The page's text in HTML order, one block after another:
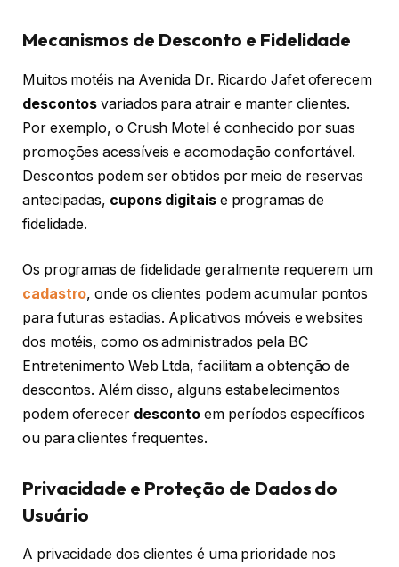
Mecanismos de Desconto e Fidelidade
Muitos motéis na Avenida Dr. Ricardo Jafet oferecem
descontos variados para atrair e manter clientes.
Por exemplo, o Crush Motel é conhecido por suas
promoções acessíveis e acomodação confortável.
Descontos podem ser obtidos por meio de reservas
antecipadas, cupons digitaise programas de
fidelidade.
Os programas de fidelidade geralmente requerem um
cadastro, onde os clientes podem acumular pontos
para futuras estadias. Aplicativos móveis e websites
dos motéis, como os administrados pela BC
Entretenimento Web Ltda, facilitam a obtenção de
descontos. Além disso, alguns estabelecimentos
podem oferecer desconto em períodos específicos
ou para clientes frequentes.
Privacidade e Proteção de Dados do
Usuário
A privacidade dos clientes é uma prioridade nos